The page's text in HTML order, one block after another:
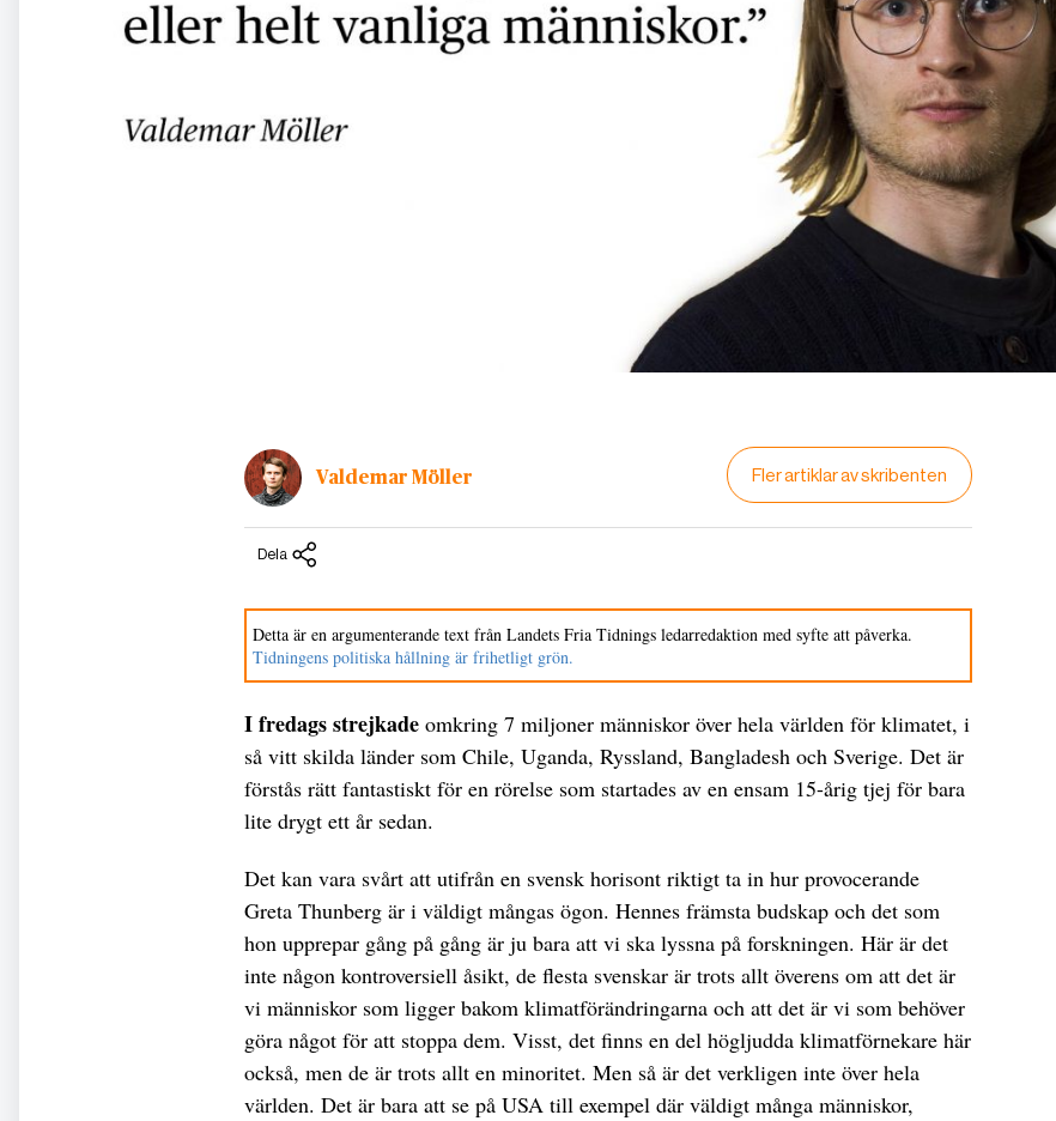
Valdemar Möller Fler artiklar av skribenten
Dela
Detta är en argumenterande text från Landets Fria Tidnings ledarredaktion med syfte att påverka.
Tidningens politiska hållning är frihetligt grön.
I fredags strejkade omkring 7 miljoner människor över hela världen för klimatet, i
så vitt skilda länder som Chile, Uganda, Ryssland, Bangladesh och Sverige. Det är
förstås rätt fantastiskt för en rörelse som startades av en ensam 15-årig tjej för bara
lite drygt ett år sedan.
Det kan vara svårt att utifrån en svensk horisont riktigt ta in hur provocerande
Greta Thunberg är i väldigt mångas ögon. Hennes främsta budskap och det som
hon upprepar gång på gång är ju bara att vi ska lyssna på forskningen. Här är det
inte någon kontroversiell åsikt, de flesta svenskar är trots allt överens om att det är
vi människor som ligger bakom klimatförändringarna och att det är vi som behöver
göra något för att stoppa dem. Visst, det finns en del högljudda klimatförnekare här
också, men de är trots allt en minoritet. Men så är det verkligen inte över hela
världen. Det är bara att se på USA till exempel där väldigt många människor,